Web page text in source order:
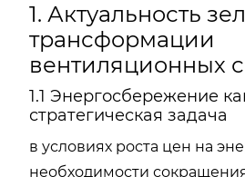
1. Актуальность
трансформации
вентиляционных
1.1 Энергосбережение
стратегическая задача
в условиях роста цен на
необходимости